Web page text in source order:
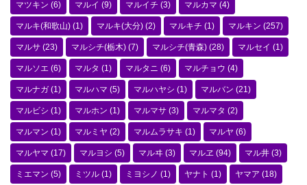
マツキン (6) マルイ (9) マルイチ (3) マルカマ (4)
マルキ(和歌山) (1) マルキ(大分) (2) マルキチ (1) マルキン (257)
マルサ (23) マルシチ(栃木) (7) マルシチ(青森) (28) マルセイ (1)
マルソエ (6) マルタ (1) マルタニ (6) マルチョウ (4)
マルナガ (1) マルハマ (5) マルハヤシ (1) マルバン (21)
マルビシ (1) マルホン (1) マルマサ (3) マルマタ (2)
マルマン (1) マルミヤ (2) マルムラサキ (1) マルヤ (6)
マルヤマ (17) マルヨシ (5) マルヰ (3) マルヱ (94) マル井 (3)
ミエマン (5) ミツル (1) ミヨシノ (1) ヤナト (1) ヤマア (18)